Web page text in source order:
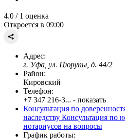
4.0 / 1 оценка
Откроется в 09:00
Адрес:
г. Уфа, ул. Цюрупы, д. 44/2
Район:
Кировский
Телефон:
+7 347 216-3... - показать
Консультация по
наследству Консультация по
нотариусов на вопросы
График работы: